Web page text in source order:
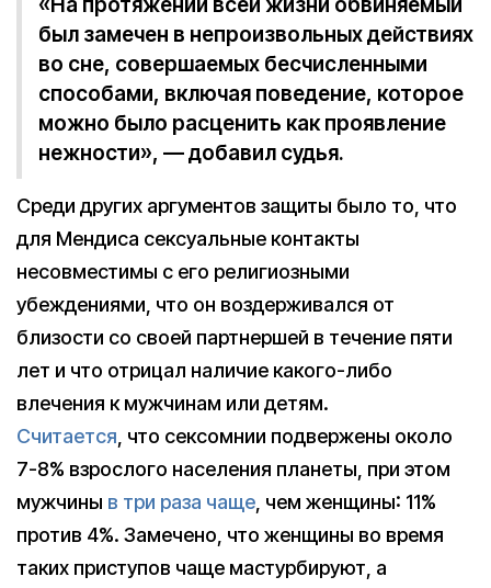
«На протяжении всей жизни обвиняемый
был замечен в непроизвольных действиях
во сне, совершаемых бесчисленными
способами, включая поведение, которое
можно было расценить как проявление
нежности», — добавил судья.
Среди других аргументов защиты было то, что
для Мендиса сексуальные контакты
несовместимы с его религиозными
убеждениями, что он воздерживался от
близости со своей партнершей в течение пяти
лет и что отрицал наличие какого-либо
влечения к мужчинам или детям.
Считается, что сексомнии подвержены около
7-8% взрослого населения планеты, при этом
мужчины в три раза чаще, чем женщины: 11%
против 4%. Замечено, что женщины во время
таких приступов чаще мастурбируют, а